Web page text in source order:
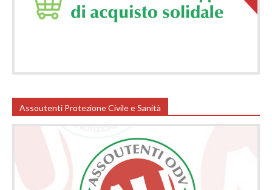
Assoutenti Protezione Civile e Sanità